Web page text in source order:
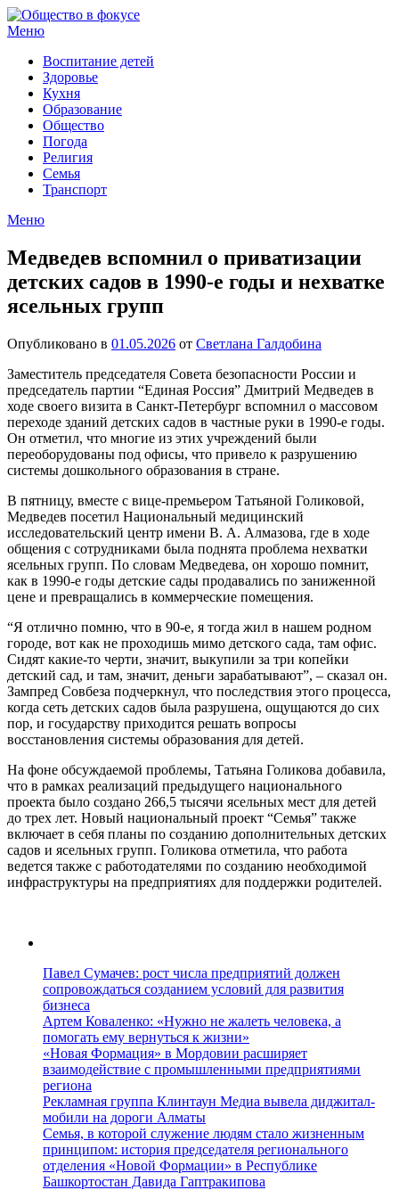
Перейти
к
Меню
Воспитание детей
Здоровье
Кухня
Образование
Общество
Погода
Религия
Семья
Транспорт
Меню
Медведев вспомнил о приватизации
детских садов в 1990-е годы и нехватке
ясельных групп
Опубликовано в 01.05.2026 от Светлана Галдобина
Заместитель председателя Совета безопасности России и
председатель партии “Единая Россия” Дмитрий Медведев в
ходе своего визита в Санкт-Петербург вспомнил о массовом
переходе зданий детских садов в частные руки в 1990-е годы.
Он отметил, что многие из этих учреждений были
переоборудованы под офисы, что привело к разрушению
системы дошкольного образования в стране.
В пятницу, вместе с вице-премьером Татьяной Голиковой,
Медведев посетил Национальный медицинский
исследовательский центр имени В. А. Алмазова, где в ходе
общения с сотрудниками была поднята проблема нехватки
ясельных групп. По словам Медведева, он хорошо помнит,
как в 1990-е годы детские сады продавались по заниженной
цене и превращались в коммерческие помещения.
“Я отлично помню, что в 90-е, я тогда жил в нашем родном
городе, вот как не проходишь мимо детского сада, там офис.
Сидят какие-то черти, значит, выкупили за три копейки
детский сад, и там, значит, деньги зарабатывают”, – сказал он.
Зампред Совбеза подчеркнул, что последствия этого процесса,
когда сеть детских садов была разрушена, ощущаются до сих
пор, и государству приходится решать вопросы
восстановления системы образования для детей.
На фоне обсуждаемой проблемы, Татьяна Голикова добавила,
что в рамках реализаций предыдущего национального
проекта было создано 266,5 тысячи ясельных мест для детей
до трех лет. Новый национальный проект “Семья” также
включает в себя планы по созданию дополнительных детских
садов и ясельных групп. Голикова отметила, что работа
ведется также с работодателями по созданию необходимой
инфраструктуры на предприятиях для поддержки родителей.
Павел Сумачев: рост числа предприятий должен
сопровождаться созданием условий для развития
бизнеса
Артем Коваленко: «Нужно не жалеть человека, а
помогать ему вернуться к жизни»
«Новая Формация» в Мордовии расширяет
взаимодействие с промышленными предприятиями
региона
Рекламная группа Клинтаун Медиа вывела диджитал-
мобили на дороги Алматы
Семья, в которой служение людям стало жизненным
принципом: история председателя регионального
отделения «Новой Формации» в Республике
Башкортостан Давида Гаптракипова